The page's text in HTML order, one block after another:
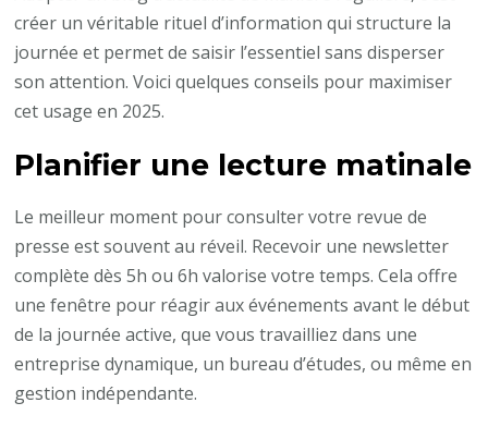
créer un véritable rituel d’information qui structure la
journée et permet de saisir l’essentiel sans disperser
son attention. Voici quelques conseils pour maximiser
cet usage en 2025.
Planifier une lecture matinale
Le meilleur moment pour consulter votre revue de
presse est souvent au réveil. Recevoir une newsletter
complète dès 5h ou 6h valorise votre temps. Cela offre
une fenêtre pour réagir aux événements avant le début
de la journée active, que vous travailliez dans une
entreprise dynamique, un bureau d’études, ou même en
gestion indépendante.